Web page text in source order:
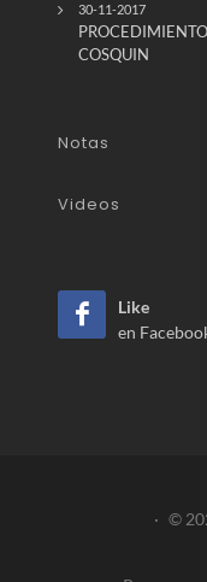
30-11-2017
COSQUIN
Notas
Videos
Like
en
· ©